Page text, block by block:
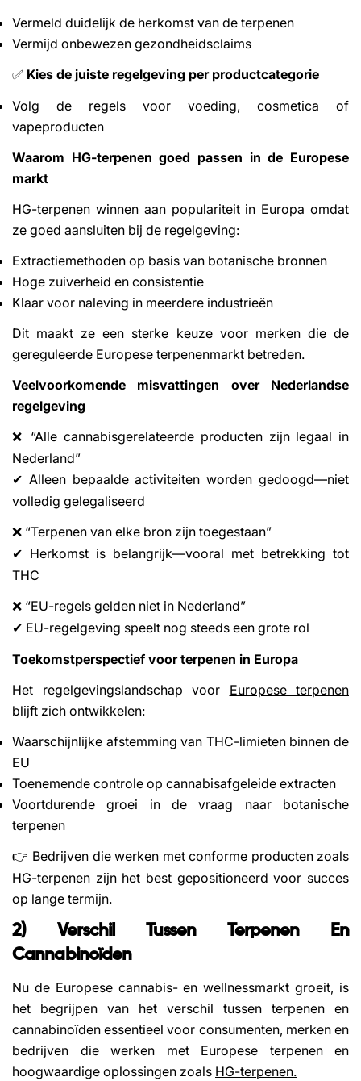
Vermeld duidelijk de herkomst van de terpenen
Vermijd onbewezen gezondheidsclaims
✅ Kies de juiste regelgeving per productcategorie
Volg de regels voor voeding, cosmetica of
vapeproducten
Waarom HG-terpenen goed passen in de Europese
markt
HG-terpenen winnen aan populariteit in Europa omdat
ze goed aansluiten bij de regelgeving:
Extractiemethoden op basis van botanische bronnen
Hoge zuiverheid en consistentie
Klaar voor naleving in meerdere industrieën
Dit maakt ze een sterke keuze voor merken die de
gereguleerde Europese terpenenmarkt betreden.
Veelvoorkomende misvattingen over Nederlandse
regelgeving
❌
“Alle cannabisgerelateerde producten zijn legaal in
Nederland”
✔ Alleen bepaalde activiteiten worden gedoogd—niet
volledig gelegaliseerd
❌ “Terpenen van elke bron zijn toegestaan”
✔ Herkomst is belangrijk—vooral met betrekking tot
THC
❌ “EU-regels gelden niet in Nederland”
✔ EU-regelgeving speelt nog steeds een grote rol
Toekomstperspectief voor terpenen in Europa
Het regelgevingslandschap voor Europese terpenen
blijft zich ontwikkelen:
Waarschijnlijke afstemming van THC-limieten binnen de
EU
Toenemende controle op cannabisafgeleide extracten
Voortdurende groei in de vraag naar botanische
terpenen
👉 Bedrijven die werken met conforme producten zoals
HG-terpenen zijn het best gepositioneerd voor succes
op lange termijn.
2) Verschil Tussen Terpenen En
Cannabinoïden
Nu de Europese cannabis- en wellnessmarkt groeit, is
het begrijpen van het verschil tussen terpenen en
cannabinoïden essentieel voor consumenten, merken en
bedrijven die werken met Europese terpenen en
hoogwaardige oplossingen zoals HG-terpenen.
Share This Article
Facebook
X
Pinterest